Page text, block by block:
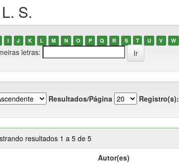
S.
I J K L M N O P Q R S T U V W
letras:
Resultados/Página Registro(s):
resultados 1 a 5 de 5
Autor(es)